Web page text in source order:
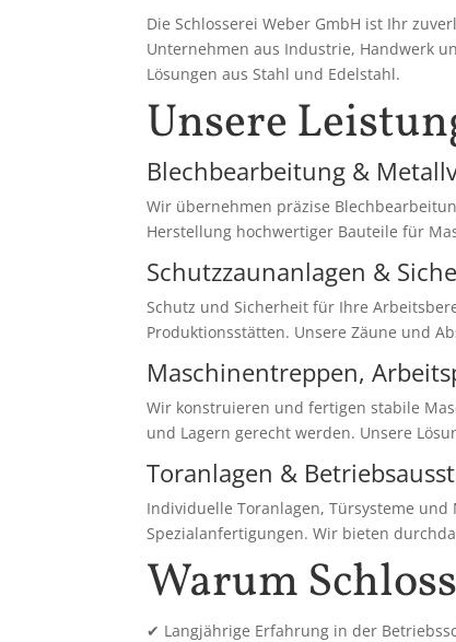
Die Schlosserei Weber GmbH ist Ihr
Unternehmen aus Industrie, Handwerk
Lösungen aus Stahl und Edelstahl.
Unsere
Blechbearbeitung &
Wir übernehmen präzise
Herstellung hochwertiger Bauteile für
Schutzzaunanlagen &
Schutz und Sicherheit für Ihre
Produktionsstätten. Unsere Zäune und
Maschinentreppen,
Wir konstruieren und fertigen stabile
und Lagern gerecht werden. Unsere
Toranlagen &
Individuelle Toranlagen, Türsysteme
Spezialanfertigungen. Wir bieten
Warum
✔ Langjährige Erfahrung in der